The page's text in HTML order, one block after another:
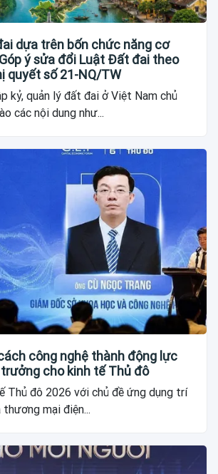
dựa trên bốn chức năng cơ
ý sửa đổi Luật Đất đai theo
quyết số 21-NQ/TW
kỷ, quản lý đất đai ở Việt Nam chủ
các nội dung như...
công nghệ thành động lực
cho kinh tế Thủ đô
Thủ đô 2026 với chủ đề ứng dụng trí
mại điện...